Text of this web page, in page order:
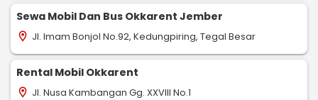
Sewa Mobil Dan Bus Okkarent Jember
location_on Jl. Imam Bonjol No.92, Kedungpiring, Tegal Besar
Rental Mobil Okkarent
location_on Jl. Nusa Kambangan Gg. XXVIII No.1